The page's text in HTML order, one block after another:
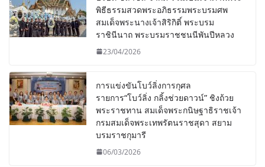
พิธีธรรมสวดพระอภิธรรมพระบรมศพ
สมเด็จพระนางเจ้าสิริกิติ์ พระบรม
ราชินีนาถ พระบรมราชชนนีพันปีหลวง
23/04/2026
การแข่งขันโบว์ลิ่งการกุศล
รายการ“โบว์ลิ่ง กลิ้งช่วยดาวน์” ชิงถ้วย
พระราชทาน สมเด็จพระกนิษฐาธิราชเจ้า
กรมสมเด็จพระเทพรัตนราชสุดา สยาม
บรมราชกุมารี
06/03/2026